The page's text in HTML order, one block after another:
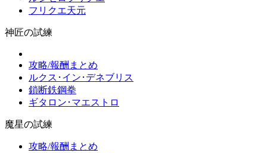
フリクエ天元
神匠の試練
攻略/報酬まとめ
ルクス･イン･デネブリス
鎖断鉄鋼拳
ギタロン･マエストロ
魔星の試練
攻略/報酬まとめ